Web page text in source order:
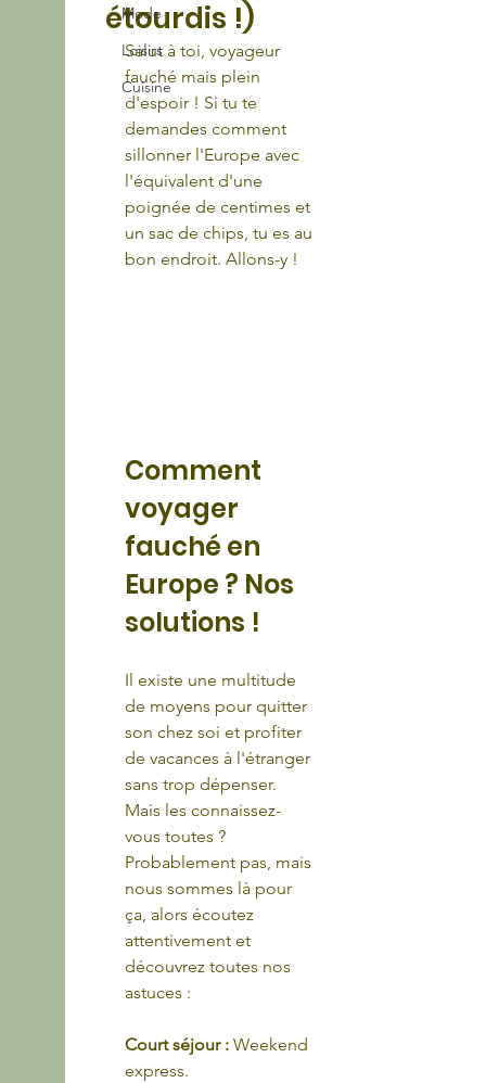
Mode
Loisirs
Cuisine
étourdis !)
Salut à toi, voyageur
fauché mais plein
d'espoir ! Si tu te
demandes comment
sillonner l'Europe avec
l'équivalent d'une
poignée de centimes et
un sac de chips, tu es au
bon endroit. Allons-y !
Comment
voyager
fauché en
Europe ? Nos
solutions !
Il existe une multitude
de moyens pour quitter
son chez soi et profiter
de vacances à l'étranger
sans trop dépenser.
Mais les connaissez-
vous toutes ?
Probablement pas, mais
nous sommes là pour
ça, alors écoutez
attentivement et
découvrez toutes nos
astuces :
Court séjour : Weekend
express.